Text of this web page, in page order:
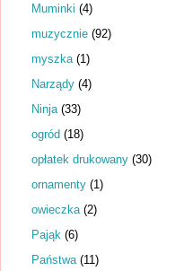
Muminki (4)
muzycznie (92)
myszka (1)
Narządy (4)
Ninja (33)
ogród (18)
opłatek drukowany (30)
ornamenty (1)
owieczka (2)
Pająk (6)
Państwa (11)